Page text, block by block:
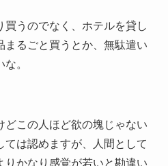
うのでなく、ホテルを貸し
まるごと買うとか、無駄遣い
。
どこの人ほど欲の塊じゃない
ては認めますが、人間として
りかなり感覚が若いと勘違い